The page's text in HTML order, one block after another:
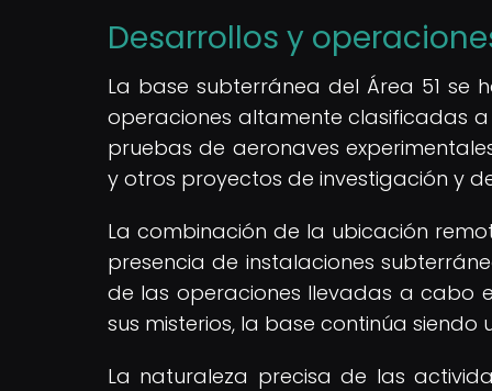
Desarrollos y
La base subterránea del Área 51 se
operaciones altamente clasificadas
pruebas de aeronaves
y otros proyectos de investigación y
La combinación de la ubicación
presencia de instalaciones
de las operaciones llevadas a cabo
sus misterios, la base continúa
La naturaleza precisa de las